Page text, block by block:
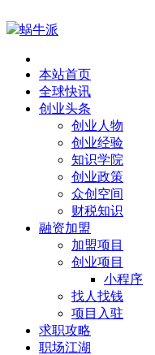
蜗牛派
本站首页
全球快讯
创业头条
创业人物
创业经验
知识学院
创业政策
众创空间
财税知识
融资加盟
加盟项目
创业项目
小程序
找人找钱
项目入驻
求职攻略
职场江湖